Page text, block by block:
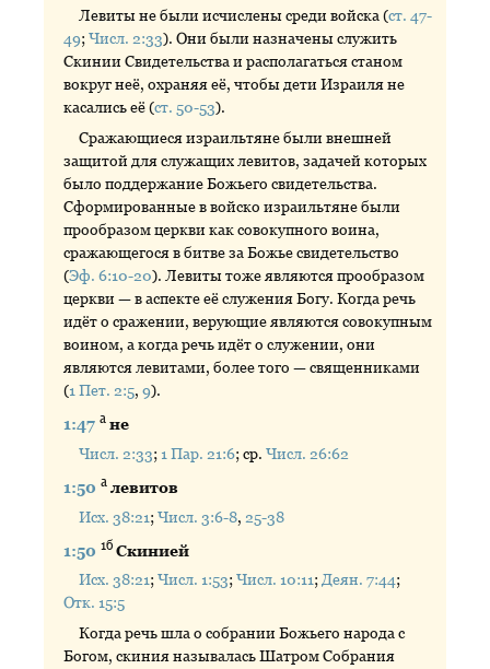
Левиты не были исчислены среди войска (ст. 47-
49;Числ. 2:33). Они были назначены служить
Скинии Свидетельства и располагаться станом
вокруг неё, охраняя её, чтобы дети Израиля не
касались её (ст. 50-53).
Сражающиеся израильтяне были внешней
защитой для служащих левитов, задачей которых
было поддержание Божьего свидетельства.
Сформированные в войско израильтяне были
прообразом церкви как совокупного воина,
сражающегося в битве за Божье свидетельство
(Эф. 6:10-20). Левиты тоже являются прообразом
церкви — в аспекте её служения Богу. Когда речь
идёт о сражении, верующие являются совокупным
воином, а когда речь идёт о служении, они
являются левитами, более того — священниками
(1 Пет. 2:5,9).
1:47а не
Числ. 2:33; 1 Пар. 21:6; ср.Числ. 26:62
1:50а левитов
Исх. 38:21;Числ. 3:6-8, 25-38
1:501б Скинией
Исх. 38:21;Числ. 1:53;Числ. 10:11;Деян. 7:44;
Отк. 15:5
Когда речь шла о собрании Божьего народа с
Богом, скиния называлась Шатром Собрания